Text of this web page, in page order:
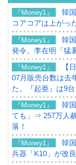
『Money1』
韓
コアコアは上がっ
『Money1』
韓
発令。李在明「猛
『Money1』
【
07月販売台数は去
た。『起亜』は9
『Money1』
韓
ても」⇒ 257万人
落！
『Money1』
韓
兵器「K10」が改